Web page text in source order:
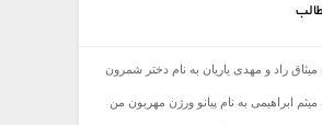
میثاق راد و مهدی یاریان به نام دختر شمرون
میثم ابراهیمی به نام پیانو ورژن مهربون من